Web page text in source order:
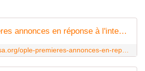
Op@le : Premières annonces en réponse à l'intersyndicale - A&I UNSA